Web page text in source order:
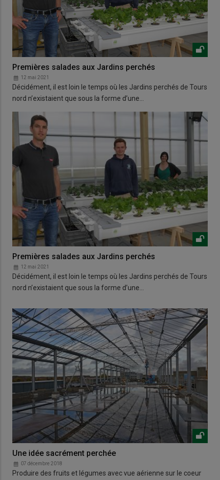
Premières salades aux Jardins perchés
12 mai 2021
Décidément, il est loin le temps où les Jardins perchés de Tours
nord n’existaient que sous la forme d’une…
Premières salades aux Jardins perchés
12 mai 2021
Décidément, il est loin le temps où les Jardins perchés de Tours
nord n’existaient que sous la forme d’une…
Une idée sacrément perchée
07 décembre 2018
Produire des fruits et légumes avec vue aérienne sur le coeur